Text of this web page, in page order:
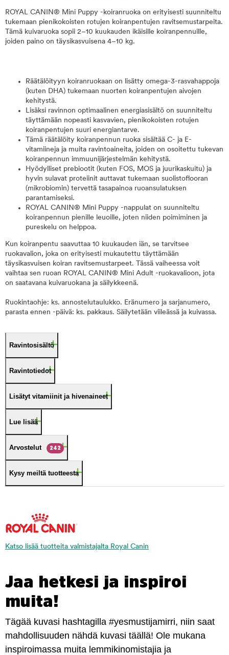
ROYAL CANIN® Mini Puppy -koiranruoka on erityisesti suunniteltu
tukemaan pienikokoisten rotujen koiranpentujen ravitsemustarpeita.
Tämä kuivaruoka sopii 2–10 kuukauden ikäisille koiranpennuille,
joiden paino on täysikasvuisena 4–10 kg.
Räätälöityyn koiranruokaan on lisätty omega-3-rasvahappoja
(kuten DHA) tukemaan nuorten koiranpentujen aivojen
kehitystä.
Lisäksi ravinnon optimaalinen energiasisältö on suunniteltu
täyttämään nopeasti kasvavien, pienikokoisten rotujen
koiranpentujen suuri energiantarve.
Tämä räätälöity koiranpennun ruoka sisältää C- ja E-
vitamiineja ja muita ravintoaineita, joiden on osoitettu tukevan
koiranpennun immuunijärjestelmän kehitystä.
Hyödylliset prebiootit (kuten FOS, MOS ja juurikaskuitu) ja
hyvin sulavat proteiinit auttavat tukemaan suolistoflooran
(mikrobiomin) tervettä tasapainoa ruoansulatuksen
parantamiseksi.
ROYAL CANIN® Mini Puppy -nappulat on suunniteltu
koiranpennun pienille leuoille, joten niiden poimiminen ja
pureskelu on helppoa.
Kun koiranpentu saavuttaa 10 kuukauden iän, se tarvitsee
ruokavalion, joka on erityisesti mukautettu täyttämään
täysikasvuisen koiran ravitsemustarpeet. Tässä vaiheessa voit
vaihtaa sen ruoan ROYAL CANIN® Mini Adult -ruokavalioon, jota
on saatavana kuivaruokana ja säilykkeenä.
Ruokintaohje: ks. annostelutaulukko. Eränumero ja sarjanumero,
parasta ennen -päivä: ks. pakkaus. Säilytetään viileässä ja kuivassa.
Ravintosisältö
Ravintotiedot
Lisätyt vitamiinit ja hivenaineet
Lue lisää
Arvostelut 242
Kysy meiltä tuotteesta
Katso lisää tuotteita valmistajalta Royal Canin
Jaa hetkesi ja inspiroi
muita!
Tägää kuvasi hashtagilla #yesmustijamirri, niin saat
mahdollisuuden nähdä kuvasi täällä! Ole mukana
inspiroimassa muita lemmikinomistajia ja